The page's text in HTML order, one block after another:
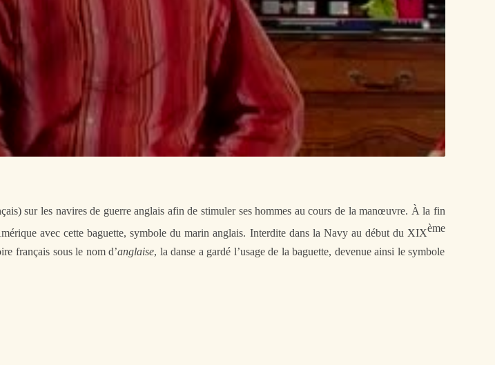
sur les navires de guerre anglais afin de stimuler ses hommes au cours de lamanœuvre. À la fin
avec cette baguette, symbole du marin anglais. Interdite dans la Navy au début du XIXème
français sous le nom d’anglaise, la danse a gardé l’usage de la baguette, devenue ainsi le symbole